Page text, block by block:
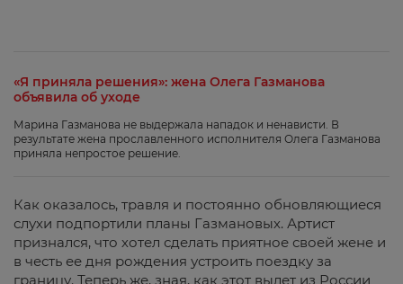
«Я приняла решения»: жена Олега Газманова
объявила об уходе
Марина Газманова не выдержала нападок и ненависти. В
результате жена прославленного исполнителя Олега Газманова
приняла непростое решение.
Как оказалось, травля и постоянно обновляющиеся
слухи подпортили планы Газмановых. Артист
признался, что хотел сделать приятное своей жене и
в честь ее дня рождения устроить поездку за
границу. Теперь же, зная, как этот вылет из России